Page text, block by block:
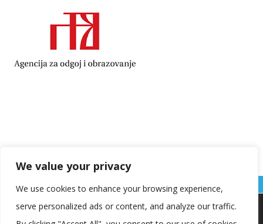
We value your privacy
We use cookies to enhance your browsing experience,
serve personalized ads or content, and analyze our traffic.
Koristimo kolačiće kako bismo vam pružili najbolje iskustvo na
našoj web stranici.